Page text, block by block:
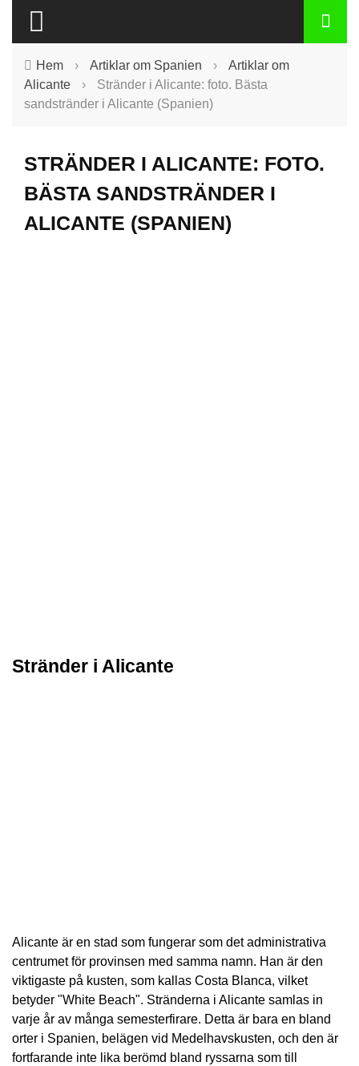
Hem › Artiklar om Spanien ›
Artiklar om
Alicante
›
Stränder i Alicante: foto. Bästa
sandstränder i Alicante (Spanien)
STRÄNDER I ALICANTE: FOTO.
BÄSTA SANDSTRÄNDER I
ALICANTE (SPANIEN)
Stränder i Alicante
Alicante är en stad som fungerar som det administrativa
centrumet för provinsen med samma namn. Han är den
viktigaste på kusten, som kallas Costa Blanca, vilket
betyder "White Beach". Stränderna i Alicante samlas in
varje år av många semesterfirare. Detta är bara en bland
orter i Spanien, belägen vid Medelhavskusten, och den är
fortfarande inte lika berömd bland ryssarna som till